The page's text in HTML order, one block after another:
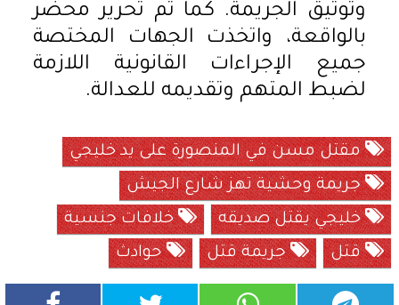
وتوثيق الجريمة. كما تم تحرير محضر
بالواقعة، واتخذت الجهات المختصة
جميع الإجراءات القانونية اللازمة
لضبط المتهم وتقديمه للعدالة.
مقتل مسن في المنصورة على يد خليجي
جريمة وحشية تهز شارع الجيش
خليجي يقتل صديقه
خلافات جنسية
قتل
جريمة قتل حوادث